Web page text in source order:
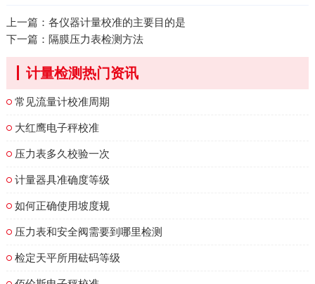
上一篇： 各仪器计量校准的主要目的是
下一篇： 隔膜压力表检测方法
计量检测热门资讯
常见流量计校准周期
大红鹰电子秤校准
压力表多久校验一次
计量器具准确度等级
如何正确使用坡度规
压力表和安全阀需要到哪里检测
检定天平所用砝码等级